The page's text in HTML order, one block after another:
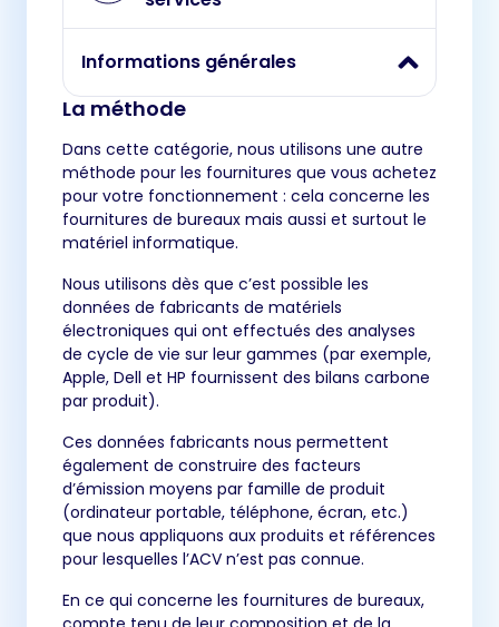
Informations générales
La méthode
Dans cette catégorie, nous utilisons une autre
méthode pour les fournitures que vous achetez
pour votre fonctionnement : cela concerne les
fournitures de bureaux mais aussi et surtout le
matériel informatique.
Nous utilisons dès que c’est possible les
données de fabricants de matériels
électroniques qui ont effectués des analyses
de cycle de vie sur leur gammes (par exemple,
Apple, Dell et HP fournissent des bilans carbone
par produit).
Ces données fabricants nous permettent
également de construire des facteurs
d’émission moyens par famille de produit
(ordinateur portable, téléphone, écran, etc.)
que nous appliquons aux produits et références
pour lesquelles l’ACV n’est pas connue.
En ce qui concerne les fournitures de bureaux,